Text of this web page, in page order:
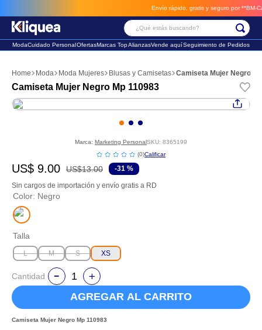
Envío rápido, gratis y seguro por **BM-
¿Qué estás buscando?
ModaCuidado PersonalOfertasMarcas TopAlianzasVende aquíSeguimiento de Pedidos
Moda Moda Mujeres Blusas y Camisetas Camiseta Mujer Negro
Camiseta Mujer Negro Mp 110983
Marca: Marketing PersonalSKU: 8365199
☆☆☆☆☆
(0)
US$ 9.00 US$13.00 -31 %
Sin cargos de importación y envío gratis a RD
Color: Negro
Talla
L M S XS
Cantidad
AGREGAR AL CARRITO
Camiseta Mujer Negro Mp 110983
2. sandalia